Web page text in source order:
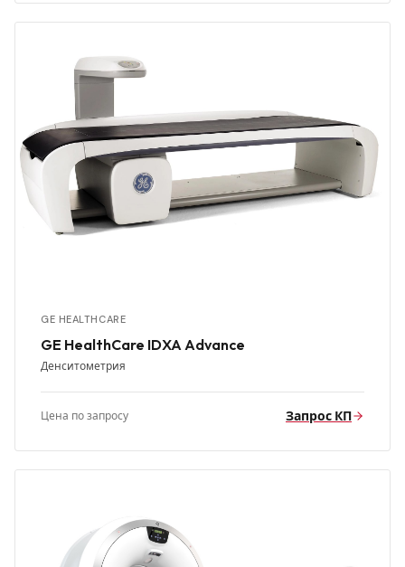
GE HEALTHCARE
GE HealthCare IDXA Advance
Денситометрия
Цена по запросу Запрос КП